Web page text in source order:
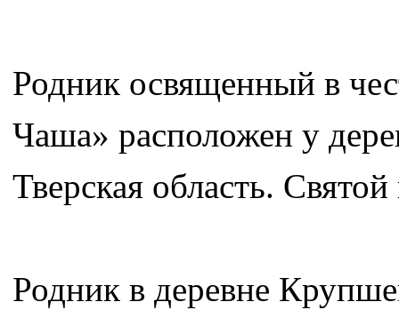
Родник освященный в
Чаша» расположен у
Тверская область.
Родник в деревне